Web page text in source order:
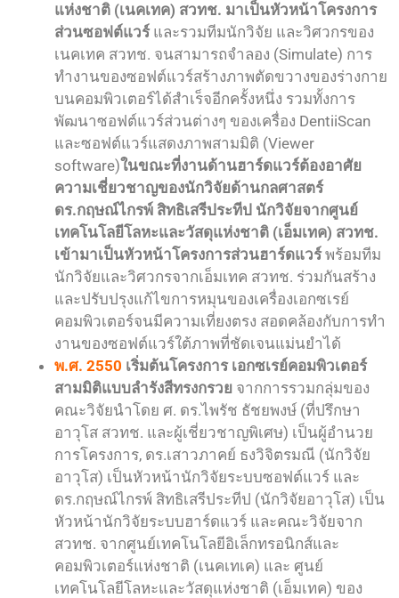
แห่งชาติ (เนคเทค) สวทช. มาเป็นหัวหน้าโครงการ
ส่วนซอฟต์แวร์ และรวมทีมนักวิจัย และวิศวกรของ
เนคเทค สวทช. จนสามารถจําลอง (Simulate) การ
ทํางานของซอฟต์แวร์สร้างภาพตัดขวางของร่างกาย
บนคอมพิวเตอร์ได้สําเร็จอีกครั้งหนึ่ง รวมทั้งการ
พัฒนาซอฟต์แวร์ส่วนต่างๆ ของเครื่อง DentiiScan
และซอฟต์แวร์แสดงภาพสามมิติ (Viewer
software)ในขณะที่งานด้านฮาร์ดแวร์ต้องอาศัย
ความเชี่ยวชาญของนักวิจัยด้านกลศาสตร์
ดร.กฤษณ์ไกรพ์ สิทธิเสรีประทีป นักวิจัยจากศูนย์
เทคโนโลยีโลหะและวัสดุแห่งชาติ (เอ็มเทค) สวทช.
เข้ามาเป็นหัวหน้าโครงการส่วนฮาร์ดแวร์พร้อมทีม
นักวิจัยและวิศวกรจากเอ็มเทค สวทช. ร่วมกันสร้าง
และปรับปรุงแก้ไขการหมุนของเครื่องเอกซเรย์
คอมพิวเตอร์จนมีความเที่ยงตรง สอดคล้องกับการทํา
งานของซอฟต์แวร์ใต้ภาพที่ชัดเจนแม่นยําได้
พ.ศ. 2550 เริ่มต้นโครงการ เอกซเรย์คอมพิวเตอร์
สามมิติแบบลำรังสีทรงกรวย จากการรวมกลุ่มของ
คณะวิจัยนำโดย ศ. ดร.ไพรัช ธัชยพงษ์ (ที่ปรึกษา
อาวุโส สวทช. และผู้เชี่ยวชาญพิเศษ) เป็นผู้อำนวย
การโครงการ, ดร.เสาวภาคย์ ธงวิจิตรมณี (นักวิจัย
อาวุโส) เป็นหัวหน้านักวิจัยระบบซอฟต์แวร์ และ
ดร.กฤษณ์ไกรพ์ สิทธิเสรีประทีป (นักวิจัยอาวุโส) เป็น
หัวหน้านักวิจัยระบบฮาร์ดแวร์ และคณะวิจัยจาก
สวทช. จากศูนย์เทคโนโลยีอิเล็กทรอนิกส์และ
คอมพิวเตอร์แห่งชาติ (เนคเทเค) และ ศูนย์
เทคโนโลยีโลหะและวัสดุแห่งชาติ (เอ็มเทค) ของ